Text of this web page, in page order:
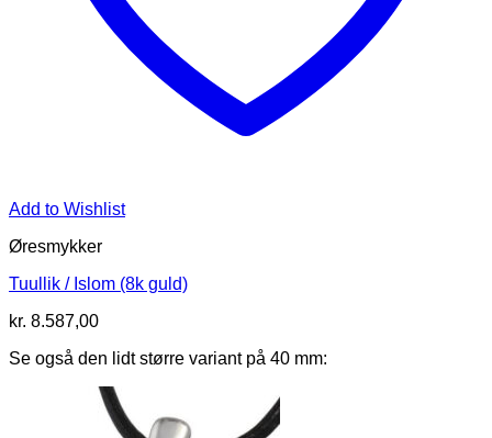
Add to Wishlist
Øresmykker
Tuullik / Islom (8k guld)
kr. 8.587,00
Se også den lidt større variant på 40 mm: